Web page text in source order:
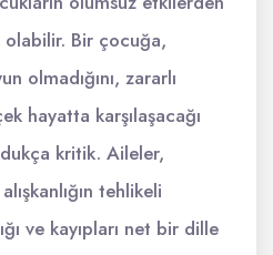
olabilir. Bir çocuğa,
olmadığını, zararlı
hayatta karşılaşacağı
kritik. Aileler,
tehlikeli
ve kayıpları net bir dille